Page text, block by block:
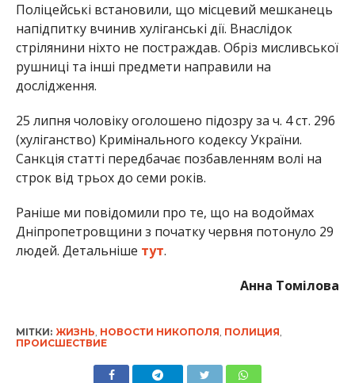
Поліцейські встановили, що місцевий мешканець
напідпитку вчинив хуліганські дії. Внаслідок
стрілянини ніхто не постраждав. Обріз мисливської
рушниці та інші предмети направили на
дослідження.
25 липня чоловіку оголошено підозру за ч. 4 ст. 296
(хуліганство) Кримінального кодексу України.
Санкція статті передбачає позбавленням волі на
строк від трьох до семи років.
Раніше ми повідомили про те, що на водоймах
Дніпропетровщини з початку червня потонуло 29
людей. Детальніше тут.
Анна Томілова
МІТКИ: ЖИЗНЬ НОВОСТИ НИКОПОЛЯ ПОЛИЦИЯ
ПРОИСШЕСТВИЕ